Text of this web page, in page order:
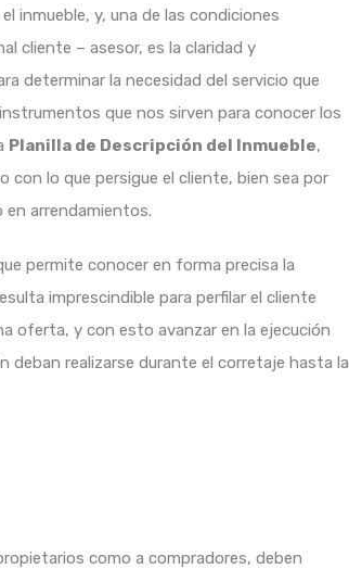
inmueble, y, una de las condiciones
cliente – asesor, es la claridad y
determinar la necesidad del servicio que
que nos sirven para conocer los
Planilla de Descripción del Inmueble,
con lo que persigue el cliente, bien sea por
arrendamientos.
permite conocer en forma precisa la
imprescindible para perfilar el cliente
oferta, y con esto avanzar en la ejecución
realizarse durante el corretaje hasta la
como a compradores, deben